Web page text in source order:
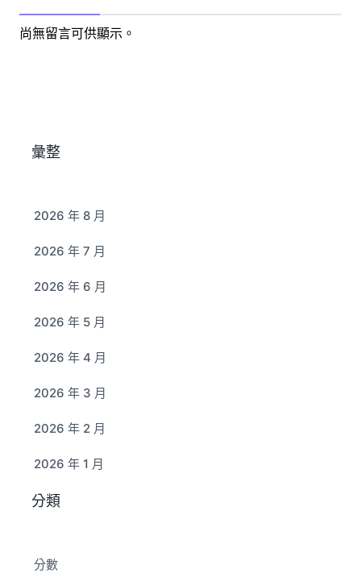
尚無留言可供顯示。
彙整
2026 年 8 月
2026 年 7 月
2026 年 6 月
2026 年 5 月
2026 年 4 月
2026 年 3 月
2026 年 2 月
2026 年 1 月
分類
分數